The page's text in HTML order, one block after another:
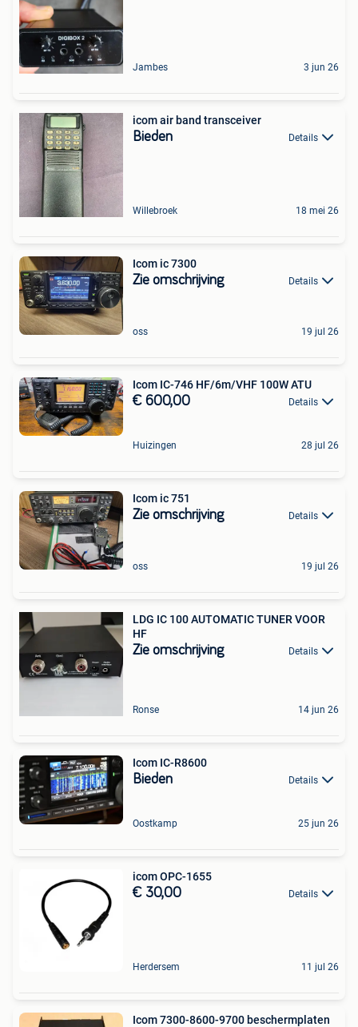
Jambes 3 jun 26
icom air band transceiver
Bieden Details
Willebroek 18 mei 26
Icom ic 7300
Zie omschrijving Details
oss 19 jul 26
Icom IC-746 HF/6m/VHF 100W ATU
€ 600,00 Details
Huizingen 28 jul 26
Icom ic 751
Zie omschrijving Details
oss 19 jul 26
LDG IC 100 AUTOMATIC TUNER VOOR
HF
Zie omschrijving Details
Ronse 14 jun 26
Icom IC-R8600
Bieden Details
Oostkamp 25 jun 26
icom OPC-1655
€ 30,00 Details
Herdersem 11 jul 26
Icom 7300-8600-9700 beschermplaten